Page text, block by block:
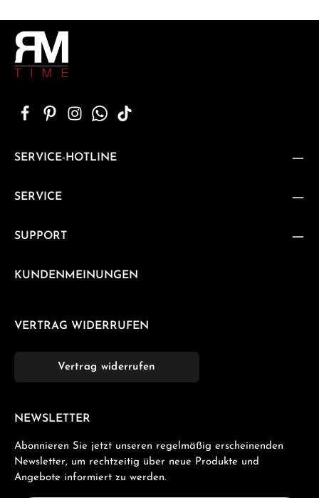
SERVICE-HOTLINE
SERVICE
SUPPORT
KUNDENMEINUNGEN
VERTRAG WIDERRUFEN
Vertrag widerrufen
NEWSLETTER
Abonnieren Sie jetzt unseren regelmäßig erscheinenden
Newsletter, um rechtzeitig über neue Produkte und
Angebote informiert zu werden.